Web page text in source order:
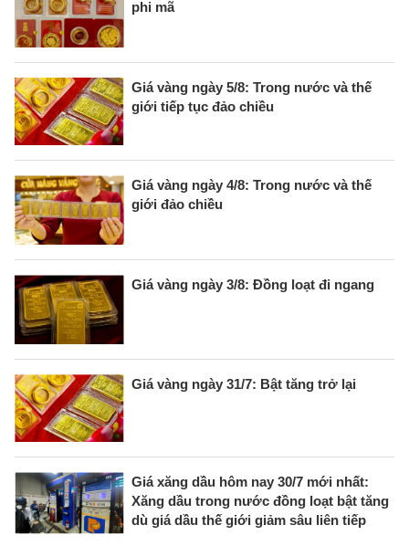
phi mã
Giá vàng ngày 5/8: Trong nước và thế
giới tiếp tục đảo chiều
Giá vàng ngày 4/8: Trong nước và thế
giới đảo chiều
Giá vàng ngày 3/8: Đồng loạt đi ngang
Giá vàng ngày 31/7: Bật tăng trở lại
Giá xăng dầu hôm nay 30/7 mới nhất:
Xăng dầu trong nước đồng loạt bật tăng
dù giá dầu thế giới giảm sâu liên tiếp